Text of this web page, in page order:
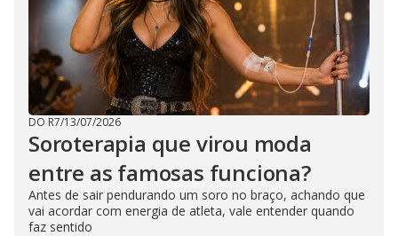
DO R7/13/07/2026
Soroterapia que virou moda
entre as famosas funciona?
Antes de sair pendurando um soro no braço, achando que
vai acordar com energia de atleta, vale entender quando
faz sentido